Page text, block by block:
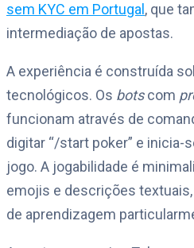
sem KYC em Portugal , que
intermediação de apostas.
A experiência é construída
tecnológicos. Os botscom
funcionam através de
digitar “/start poker” e inicia-
jogo. A jogabilidade é
emojis e descrições
de aprendizagem